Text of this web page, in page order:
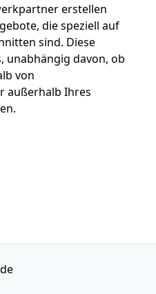
erstellen
die speziell auf
sind. Diese
unabhängig davon, ob
von
außerhalb Ihres